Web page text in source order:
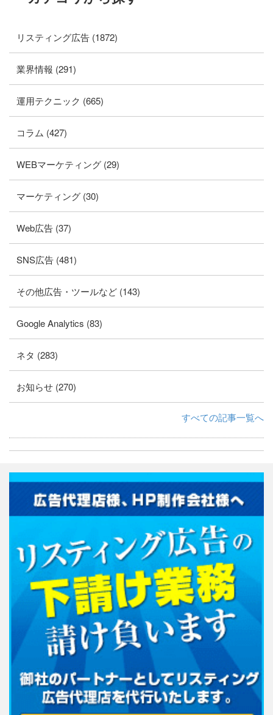
リスティング広告 (1872)
業界情報 (291)
運用テクニック (665)
コラム (427)
WEBマーケティング (29)
マーケティング (30)
Web広告 (37)
SNS広告 (481)
その他広告・ツールなど (143)
Google Analytics (83)
ネタ (283)
お知らせ (270)
すべての記事一覧へ